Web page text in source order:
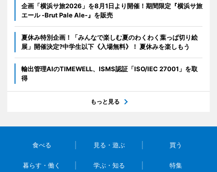
企画「横浜サ旅2026」を8月1日より開催！期間限定『横浜サ旅
エール -Brut Pale Ale-』を販売
夏休み特別企画！「みんなで楽しむ夏のわくわく葉っぱ切り絵
展」開催決定?中学生以下《入場無料》！ 夏休みを楽しもう
輸出管理AIのTIMEWELL、ISMS認証「ISO/IEC 27001」を取
得
もっと見る
食べる 見る・遊ぶ 買う
暮らす・働く 学ぶ・知る 特集